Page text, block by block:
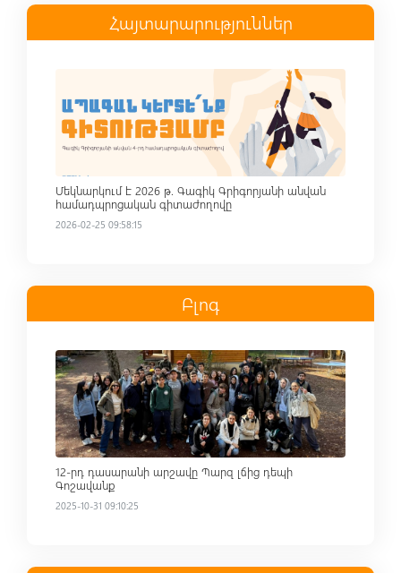
Հայտարարություններ
Մեկնարկում է 2026 թ. Գագիկ Գրիգորյանի անվան
համադպրոցական գիտաժողովը
2026-02-25 09:58:15
Բլոգ
Read more
12-րդ դասարանի արշավը Պարզ լճից դեպի
Գոշավանք
2025-10-31 09:10:25